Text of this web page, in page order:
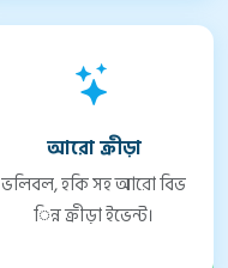
আরো ক্রীড়া
ভলিবল, হকি সহ আরো বিভ
িন্ন ক্রীড়া ইভেন্ট।